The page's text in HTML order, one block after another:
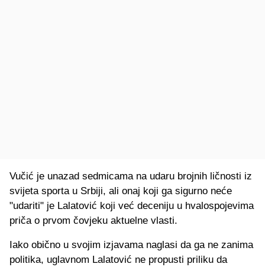
Vučić je unazad sedmicama na udaru brojnih ličnosti iz
svijeta sporta u Srbiji, ali onaj koji ga sigurno neće
"udariti" je Lalatović koji već deceniju u hvalospojevima
priča o prvom čovjeku aktuelne vlasti.
Iako obično u svojim izjavama naglasi da ga ne zanima
politika, uglavnom Lalatović ne propusti priliku da